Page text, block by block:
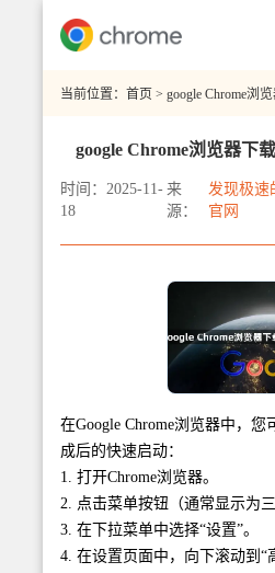
当前位置： 首页 > google Chrome浏
google Chrome浏览器下
时间：2025-11-
18
来
源：
发现极速
官网
在Google Chrome浏览器中，
成后的快速启动：
1. 打开Chrome浏览器。
2. 点击菜单按钮（通常显示为三
3. 在下拉菜单中选择“设置”。
4. 在设置页面中，向下滚动到“